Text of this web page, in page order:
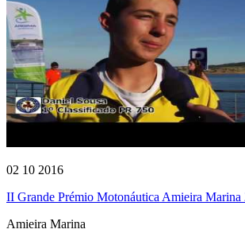
02 10 2016
II Grande Prémio Motonáutica Amieira Marina
Amieira Marina